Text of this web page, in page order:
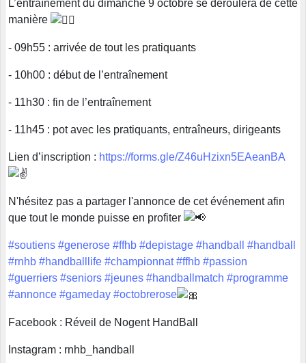
L’entraînement du dimanche 9 octobre se déroulera de cette
manière
- 09h55 : arrivée de tout les pratiquants
- 10h00 : début de l’entraînement
- 11h30 : fin de l’entraînement
- 11h45 : pot avec les pratiquants, entraîneurs, dirigeants
Lien d’inscription : https://forms.gle/Z46uHzixn5EAeanBA
N'hésitez pas a partager l'annonce de cet événement afin
que tout le monde puisse en profiter
#soutiens #generose #ffhb #depistage #handball
#handball
#rnhb #handballlife #championnat #ffhb #passion
#guerriers #seniors #jeunes #handballmatch #programme
#annonce #gameday #octobrerose
Facebook : Réveil de Nogent HandBall
Instagram : rnhb_handball